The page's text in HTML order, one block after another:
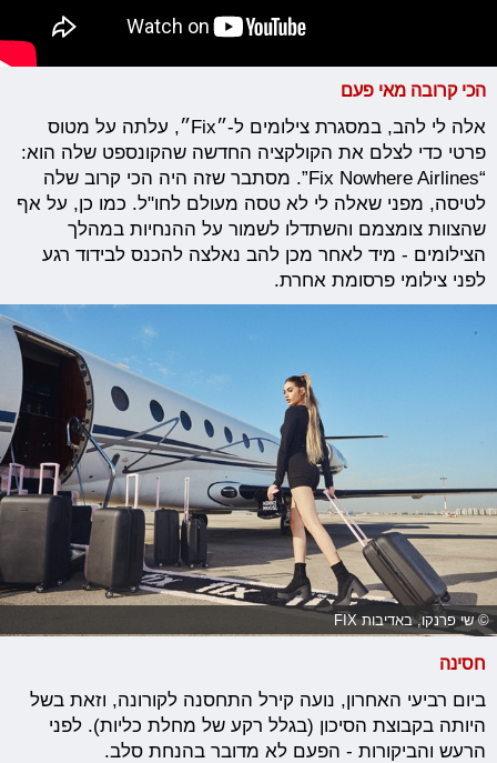
הכי קרובה מאי פעם
אלה לי להב, במסגרת צילומים ל-״Fix״, עלתה על מטוס
פרטי כדי לצלם את הקולקציה החדשה שהקונספט שלה הוא:
“Fix Nowhere Airlines”. מסתבר שזה היה הכי קרוב שלה
לטיסה, מפני שאלה לי לא טסה מעולם לחו"ל. כמו כן, על אף
שהצוות צומצמם והשתדלו לשמור על ההנחיות במהלך
הצילומים - מיד לאחר מכן להב נאלצה להכנס לבידוד רגע
לפני צילומי פרסומת אחרת.
© שי פרנקו, באדיבות FIX
חסינה
ביום רביעי האחרון, נועה קירל התחסנה לקורונה, וזאת בשל
היותה בקבוצת הסיכון (בגלל רקע של מחלת כליות). לפני
הרעש והביקורות - הפעם לא מדובר בהנחת סלב.